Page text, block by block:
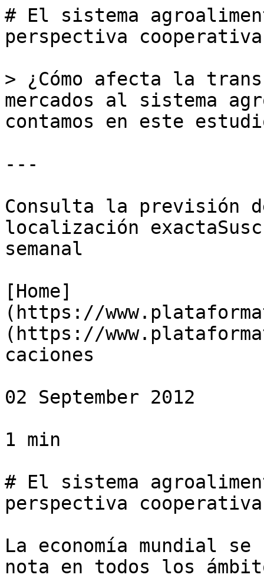
# El sistema
perspectiva cooperativa
> ¿Cómo afecta la
mercados al sistema
contamos en este
---
Consulta la previsión
localización
semanal
[Home]
(https://
(https://
caciones
02 September 2012
1 min
# El sistema
perspectiva cooperativa
La economía mundial
nota en todos los